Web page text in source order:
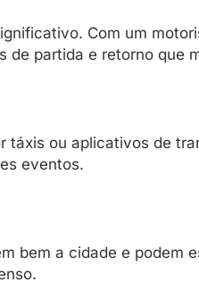
Com um
de partida e retorno que
táxis ou aplicativos de
eventos.
bem a cidade e podem